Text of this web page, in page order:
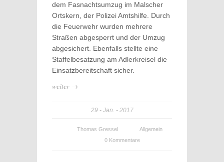
dem Fasnachtsumzug im Malscher
Ortskern, der Polizei Amtshilfe. Durch
die Feuerwehr wurden mehrere
Straßen abgesperrt und der Umzug
abgesichert. Ebenfalls stellte eine
Staffelbesatzung am Adlerkreisel die
Einsatzbereitschaft sicher.
weiter →
29 Jan. 2017
Thomas Gressel
Allgemein
0 Kommentare